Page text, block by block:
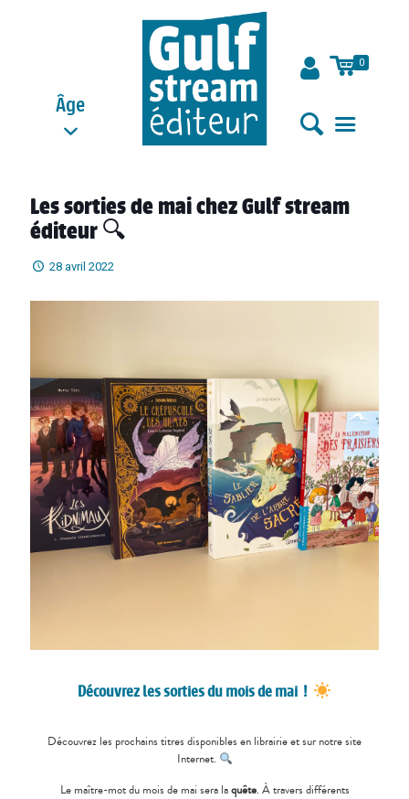
Âge
0
Les sorties de mai chez Gulf stream
éditeur 🔍
28 avril 2022
Découvrez les sorties du mois de mai !
Découvrez les prochains titres disponibles en librairie et sur notre site
Internet.
Le maître-mot du mois de mai sera laquête. À travers différents